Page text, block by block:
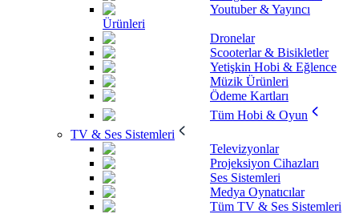
Youtuber & Yayıncı
Ürünleri
Dronelar
Scooterlar & Bisikletler
Yetişkin Hobi & Eğlence
Müzik Ürünleri
Ödeme Kartları
Tüm Hobi & Oyun
TV & Ses Sistemleri
Televizyonlar
Projeksiyon Cihazları
Ses Sistemleri
Medya Oynatıcılar
Tüm TV & Ses Sistemleri